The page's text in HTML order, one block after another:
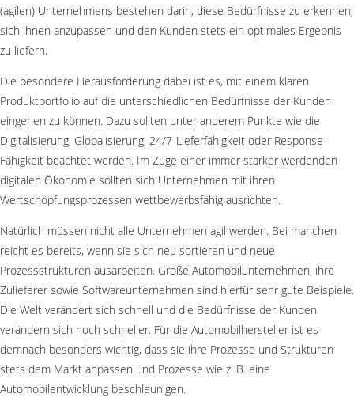
(agilen) Unternehmens bestehen darin, diese Bedürfnisse zu erkennen,
sich ihnen anzupassen und den Kunden stets ein optimales Ergebnis
zu liefern.
Die besondere Herausforderung dabei ist es, mit einem klaren
Produktportfolio auf die unterschiedlichen Bedürfnisse der Kunden
eingehen zu können. Dazu sollten unter anderem Punkte wie die
Digitalisierung, Globalisierung, 24/7-Lieferfähigkeit oder Response-
Fähigkeit beachtet werden. Im Zuge einer immer stärker werdenden
digitalen Ökonomie sollten sich Unternehmen mit ihren
Wertschöpfungsprozessen wettbewerbsfähig ausrichten.
Natürlich müssen nicht alle Unternehmen agil werden. Bei manchen
reicht es bereits, wenn sie sich neu sortieren und neue
Prozessstrukturen ausarbeiten. Große Automobilunternehmen, ihre
Zulieferer sowie Softwareunternehmen sind hierfür sehr gute Beispiele.
Die Welt verändert sich schnell und die Bedürfnisse der Kunden
verändern sich noch schneller. Für die Automobilhersteller ist es
demnach besonders wichtig, dass sie ihre Prozesse und Strukturen
stets dem Markt anpassen und Prozesse wie z. B. eine
Automobilentwicklung beschleunigen.